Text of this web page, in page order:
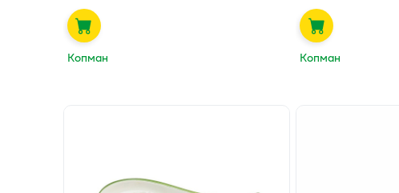
Копман Копман